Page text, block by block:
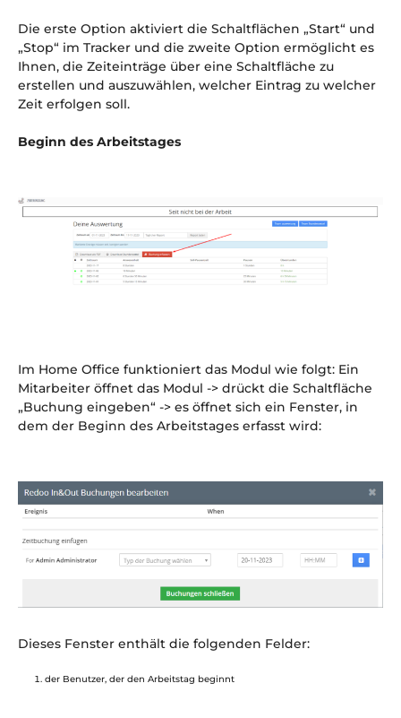
Die erste Option aktiviert die Schaltflächen „Start“ und
„Stop“ im Tracker und die zweite Option ermöglicht es
Ihnen, die Zeiteinträge über eine Schaltfläche zu
erstellen und auszuwählen, welcher Eintrag zu welcher
Zeit erfolgen soll.
Beginn des Arbeitstages
Im Home Office funktioniert das Modul wie folgt: Ein
Mitarbeiter öffnet das Modul -> drückt die Schaltfläche
„Buchung eingeben“ -> es öffnet sich ein Fenster, in
dem der Beginn des Arbeitstages erfasst wird:
Dieses Fenster enthält die folgenden Felder:
der Benutzer, der den Arbeitstag beginnt